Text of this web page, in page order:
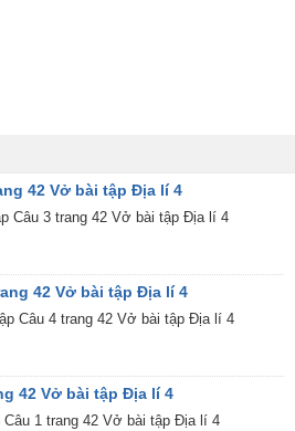
42 Vở bài tập Địa lí 4
Câu 3 trang 42 Vở bài tập Địa lí 4
42 Vở bài tập Địa lí 4
Câu 4 trang 42 Vở bài tập Địa lí 4
42 Vở bài tập Địa lí 4
Câu 1 trang 42 Vở bài tập Địa lí 4